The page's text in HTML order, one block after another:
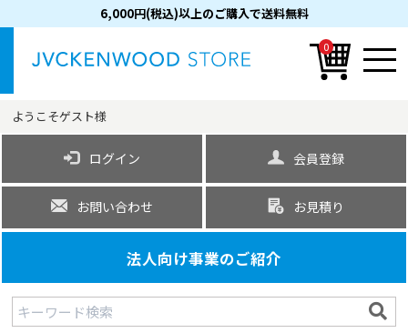
6,000円(税込)以上のご購入で送料無料
0
ようこそゲスト様
ログイン 会員登録
お問い合わせ お見積り
法人向け事業のご紹介